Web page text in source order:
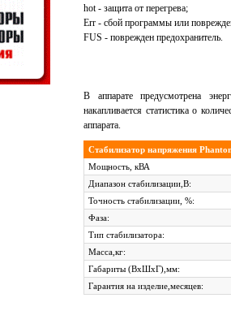
hot - защита от перегрева;
Err - сбой программы или
FUS - поврежден предохранитель.
В аппарате предусмотрена
накапливается статистика о
аппарата.
Стабилизатор напряжения
Мощность, кВА
Диапазон стабилизации,В:
Точность стабилизации, %:
Фаза:
Тип стабилизатора:
Масса,кг:
Габариты (ВхШхГ),мм:
Гарантия на изделие,месяцев: